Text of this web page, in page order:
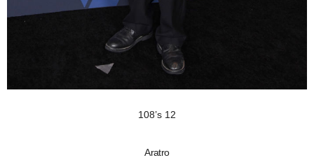
108’s 12
Aratro